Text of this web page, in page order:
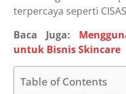
terpercaya seperti
Baca Juga:
untuk Bisnis Skincare
Table of Contents